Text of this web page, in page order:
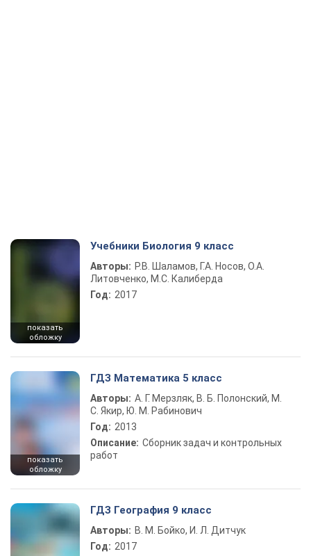
показать
обложку
Учебники Биология 9 класс
Авторы: Р.В. Шаламов, Г.А. Носов, О.А.
Литовченко, М.С. Калиберда
Год: 2017
показать
обложку
ГДЗ Математика 5 класс
Авторы: А. Г. Мерзляк, В. Б. Полонский, М.
С. Якир, Ю. М. Рабинович
Год: 2013
Описание: Сборник задач и контрольных
работ
ГДЗ География 9 класс
Авторы: В. М. Бойко, И. Л. Дитчук
Год: 2017